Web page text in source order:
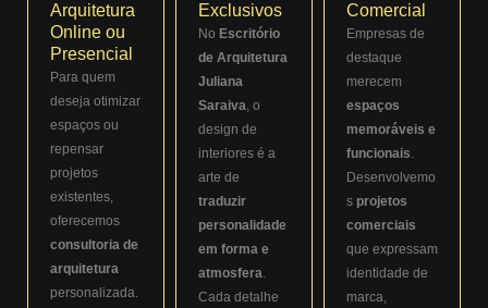
Arquitetura
Online ou
Presencial
Para quem
deseja otimizar
espaços ou
repensar
projetos
existentes,
oferecemos
consultoria de
arquitetura
personalizada.
Exclusivos
No Escritório
de Arquitetura
Juliana
Saraiva, o
design de
interiores é a
arte de
traduzir
personalidade
em forma e
atmosfera.
Cada detalhe
Comercial
Empresas de
destaque
merecem
espaços
memoráveis e
funcionais.
Desenvolvemo
s projetos
comerciais
que expressam
identidade de
marca,